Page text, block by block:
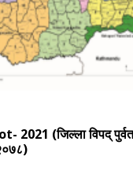
(जिल्ला विपद्